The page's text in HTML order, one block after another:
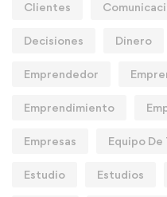
Clientes
Decisiones Dinero
Emprendedor
Emprendimiento
Empresas Equipo
Estudio Estudios